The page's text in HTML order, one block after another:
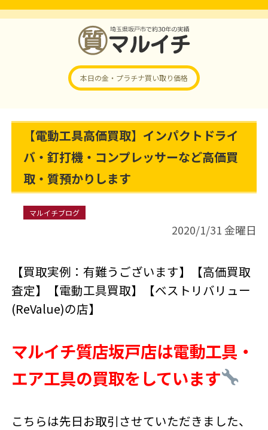
本日の金・プラチナ買い取り価格
【電動工具高価買取】インパクトドライ
バ・釘打機・コンプレッサーなど高価買
取・質預かりします
マルイチブログ
2020/1/31 金曜日
【買取実例：有難うございます】【高価買取
査定】【電動工具買取】【ベストリバリュー
(ReValue)の店】
マルイチ質店坂戸店は電動工具・
エア工具の買取をしています
こちらは先日お取引させていただきました、